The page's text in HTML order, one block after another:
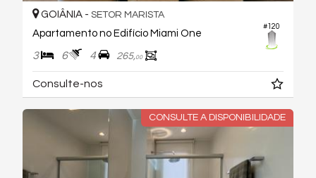
#120
GOIÂNIA - SETOR MARISTA
Apartamento no Edifício Miami One
3 6 4 265,00
Consulte-nos
CONSULTE A DISPONIBILIDADE